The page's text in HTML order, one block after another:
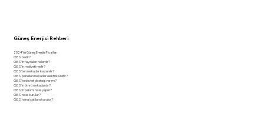
Güneş Enerjisi Rehberi
2024 Yılı Güneş Enerjisi Fiyatları
GES nedir?
GES'in faydaları nelerdir?
GES'in maliyeti nedir?
GES'ten ne kadar kazanılır?
GES panelleri ne kadar elektrik üretir?
GES'te devlet desteği var mı?
GES'in ömrü ne kadardır?
GES'in bakımı nasıl yapılır?
GES nasıl kurulur?
GES hangi çatılara kurulur?